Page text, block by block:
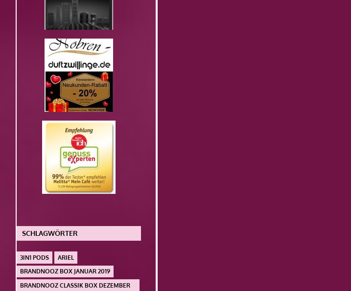
SCHLAGWÖRTER
3IN1 PODS
ARIEL
BRANDNOOZ BOX JANUAR 2019
BRANDNOOZ CLASSIK BOX DEZEMBER